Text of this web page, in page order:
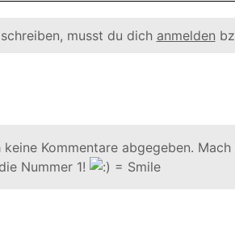
musst du dich anmelden
keine Kommentare abgegeben.
Nummer 1!